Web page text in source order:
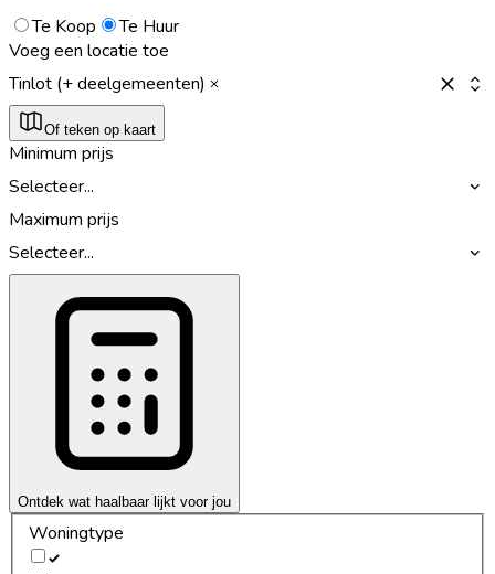
Te Koop
Te Huur
Voeg een locatie toe
Tinlot (+ deelgemeenten)
Of teken op kaart
Minimum prijs
Selecteer...
Maximum prijs
Selecteer...
Ontdek wat haalbaar lijkt voor jou
Woningtype